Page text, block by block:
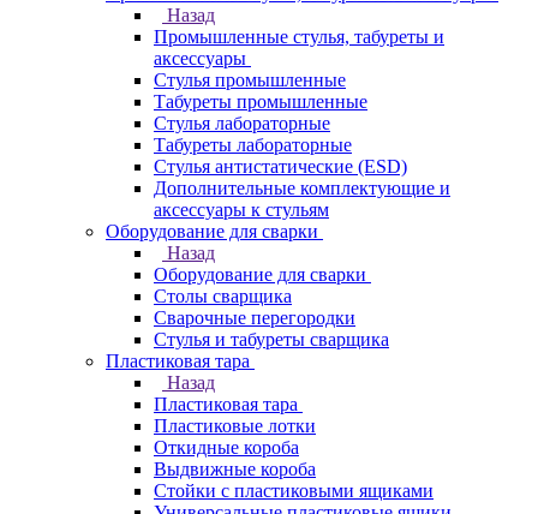
Назад
Промышленные стулья, табуреты и
аксессуары
Стулья промышленные
Табуреты промышленные
Стулья лабораторные
Табуреты лабораторные
Стулья антистатические (ESD)
Дополнительные комплектующие и
аксессуары к стульям
Оборудование для сварки
Назад
Оборудование для сварки
Столы сварщика
Сварочные перегородки
Стулья и табуреты сварщика
Пластиковая тара
Назад
Пластиковая тара
Пластиковые лотки
Откидные короба
Выдвижные короба
Стойки с пластиковыми ящиками